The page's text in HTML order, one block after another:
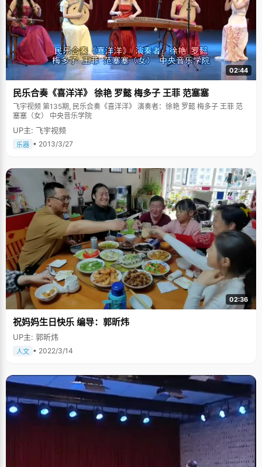
02:44
民乐合奏《喜洋洋》 徐艳 罗懿 梅多子 王菲 范塞塞
飞宇视频 第135期, 民乐合奏《喜洋洋》 演奏者：徐艳 罗懿 梅多子 王菲 范
塞塞（女） 中央音乐学院
UP主: 飞宇视频
乐器 • 2013/3/27
02:36
祝妈妈生日快乐 编导：郭昕炜
UP主: 郭昕炜
人文 • 2022/3/14